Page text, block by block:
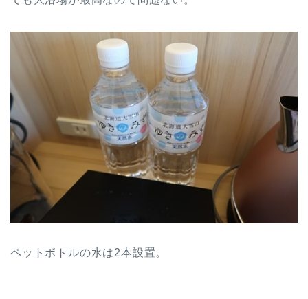
ペットボトルの水は2本設置。